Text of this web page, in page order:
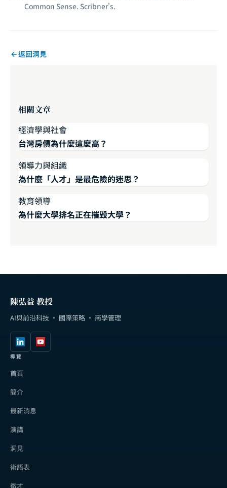
Common Sense. Scribner's.
返回洞見
相關文章
經濟學與社會
台灣房價為什麼這麼高？
領導力與組織
為什麼「人才」是最危險的迷思？
教育領導
為什麼大學排名正在摧毀大學？
陳弘益 教授
AI與前沿科技 · 國際策略 · 商學管理
導覽
首頁
簡介
最新消息
演講
洞見
術語表
徵才